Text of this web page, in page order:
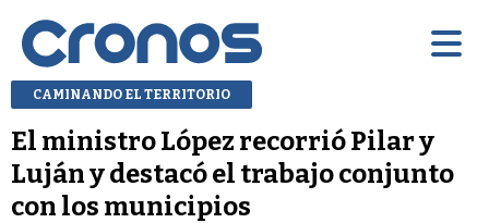
CAMINANDO EL TERRITORIO
El ministro López recorrió Pilar y
Luján y destacó el trabajo conjunto
con los municipios